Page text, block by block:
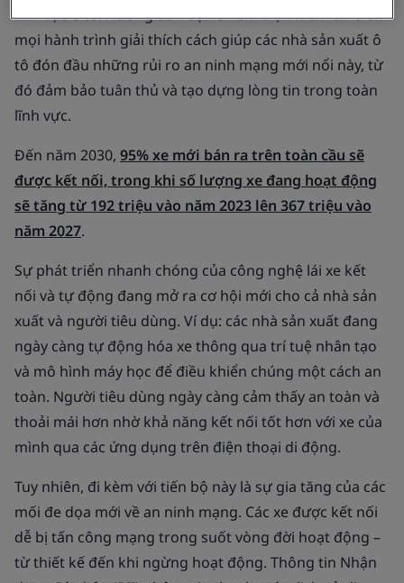
lĩnh vực ô tô: Hướng dẫn bạn chiếm trọn niềm tin trên
mọi hành trình giải thích cách giúp các nhà sản xuất ô
tô đón đầu những rủi ro an ninh mạng mới nổi này, từ
đó đảm bảo tuân thủ và tạo dựng lòng tin trong toàn
lĩnh vực.
Đến năm 2030, 95% xe mới bán ra trên toàn cầu sẽ
được kết nối, trong khi số lượng xe đang hoạt động
sẽ tăng từ 192 triệu vào năm 2023 lên 367 triệu vào
năm 2027.
Sự phát triển nhanh chóng của công nghệ lái xe kết
nối và tự động đang mở ra cơ hội mới cho cả nhà sản
xuất và người tiêu dùng. Ví dụ: các nhà sản xuất đang
ngày càng tự động hóa xe thông qua trí tuệ nhân tạo
và mô hình máy học để điều khiển chúng một cách an
toàn. Người tiêu dùng ngày càng cảm thấy an toàn và
thoải mái hơn nhờ khả năng kết nối tốt hơn với xe của
mình qua các ứng dụng trên điện thoại di động.
Tuy nhiên, đi kèm với tiến bộ này là sự gia tăng của các
mối đe dọa mới về an ninh mạng. Các xe được kết nối
dễ bị tấn công mạng trong suốt vòng đời hoạt động –
từ thiết kế đến khi ngừng hoạt động. Thông tin Nhận